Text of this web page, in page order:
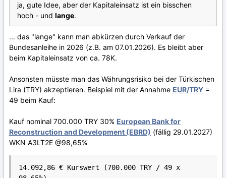
ja, gute Idee, aber der Kapitaleinsatz ist ein bisschen
hoch - und lange.
... das "lange" kann man abkürzen durch Verkauf der
Bundesanleihe in 2026 (z.B. am 07.01.2026). Es bleibt aber
beim Kapitaleinsatz von ca. 78K.
Ansonsten müsste man das Währungsrisiko bei der Türkischen
Lira (TRY) akzeptieren. Beispiel mit der Annahme EUR/TRY =
49 beim Kauf:
Kauf nominal 700.000 TRY 30% European Bank for
Reconstruction and Development (EBRD) (fällig 29.01.2027)
WKN A3LT2E @98,65%
14.092,86 € Kurswert (700.000 TRY / 49 x